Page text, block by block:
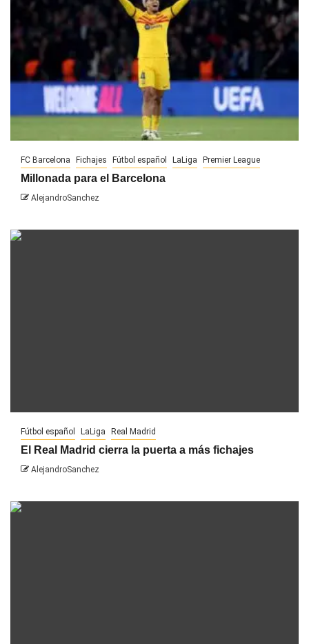
FC Barcelona Fichajes Fútbol español LaLiga Premier League
Millonada para el Barcelona
AlejandroSanchez
Fútbol español LaLiga Real Madrid
El Real Madrid cierra la puerta a más fichajes
AlejandroSanchez